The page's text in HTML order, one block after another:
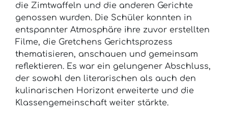
die Zimtwaffeln und die anderen Gerichte
genossen wurden. Die Schüler konnten in
entspannter Atmosphäre ihre zuvor erstellten
Filme, die Gretchens Gerichtsprozess
thematisieren, anschauen und gemeinsam
reflektieren. Es war ein gelungener Abschluss,
der sowohl den literarischen als auch den
kulinarischen Horizont erweiterte und die
Klassengemeinschaft weiter stärkte.